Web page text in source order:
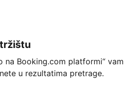
na Booking.com platformi“ vam
u rezultatima pretrage.